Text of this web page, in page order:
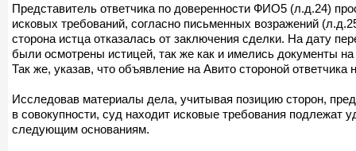
Представитель ответчика по доверенности ФИО5 (л.д.24)
исковых требований, согласно письменных возражений
сторона истца отказалась от заключения сделки. На дату
были осмотрены истицей, так же как и имелись документы
Так же, указав, что объявление на Авито стороной ответчика
Исследовав материалы дела, учитывая позицию сторон,
в совокупности, суд находит исковые требования подлежат
следующим основаниям.